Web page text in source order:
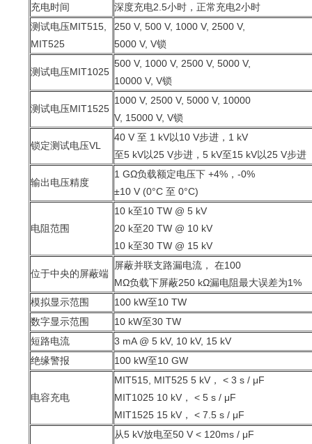
充电时间
深度充电2.5小时，正常充电2小时
测试电压MIT515,
MIT525
250 V, 500 V, 1000 V, 2500 V,
5000 V, V锁
测试电压MIT1025
500 V, 1000 V, 2500 V, 5000 V,
10000 V, V锁
测试电压MIT1525
1000 V, 2500 V, 5000 V, 10000
V, 15000 V, V锁
锁定测试电压VL
40 V 至 1 kV以10 V步进，1 kV
至5 kV以25 V步进，5 kV至15 kV以25 V步进
输出电压精度
1 GΩ负载额定电压下 +4%，-0%
±10 V (0°C 至 0°C)
电阻范围
10 k至10 TW @ 5 kV
20 k至20 TW @ 10 kV
10 k至30 TW @ 15 kV
位于中央的屏蔽端
屏蔽并联支路漏电流， 在100
MΩ负载下屏蔽250 kΩ漏电阻最大误差为1%
模拟显示范围
100 kW至10 TW
数字显示范围
10 kW至30 TW
短路电流
3 mA @ 5 kV, 10 kV, 15 kV
绝缘警报
100 kW至10 GW
电容充电
MIT515, MIT525 5 kV， < 3 s / μF
MIT1025 10 kV， < 5 s / μF
MIT1525 15 kV， < 7.5 s / μF
从5 kV放电至50 V < 120ms / μF